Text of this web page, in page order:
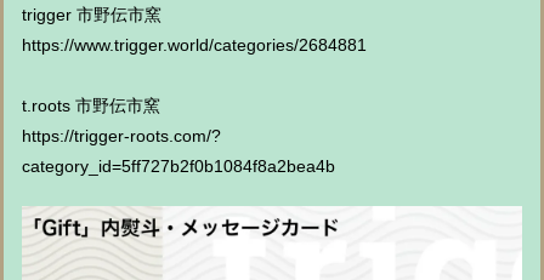
trigger 市野伝市窯
https://www.trigger.world/categories/2684881
t.roots 市野伝市窯
https://trigger-roots.com/?
category_id=5ff727b2f0b1084f8a2bea4b